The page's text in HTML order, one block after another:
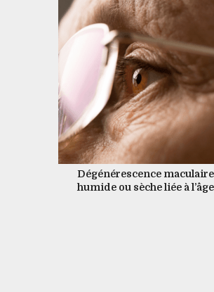
Dégénérescence maculaire
humide ou sèche liée à l’âge